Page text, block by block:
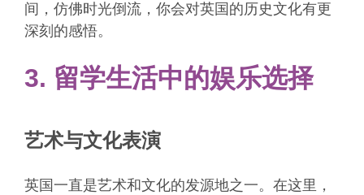
间，仿佛时光倒流，你会对英国的历史文化有更
深刻的感悟。
3. 留学生活中的娱乐选择
艺术与文化表演
英国一直是艺术和文化的发源地之一。在这里，